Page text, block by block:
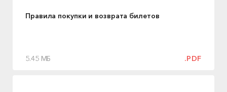
Правила покупки и возврата билетов
5.45 МБ .PDF